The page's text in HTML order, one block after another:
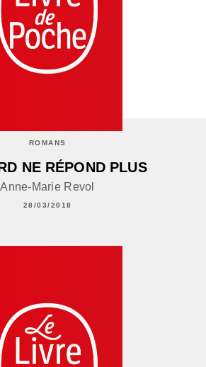
ROMANS
NE RÉPOND PLUS
Anne-Marie Revol
28/03/2018